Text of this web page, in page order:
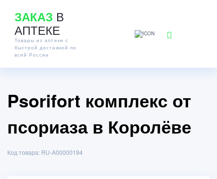
ЗАКАЗ В
АПТЕКЕ
Товары из аптеки с
быстрой доставкой по
всей России
Psorifort комплекс от
псориаза в Королёве
Код товара: RU-A00000194